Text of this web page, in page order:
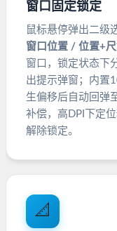
窗口固定锁定
鼠标悬停弹出二级
窗口位置 / 位置+
窗口，锁定状态下
出提示弹窗；内置
生偏移后自动回弹
补偿，高DPI下定
解除锁定。
📐